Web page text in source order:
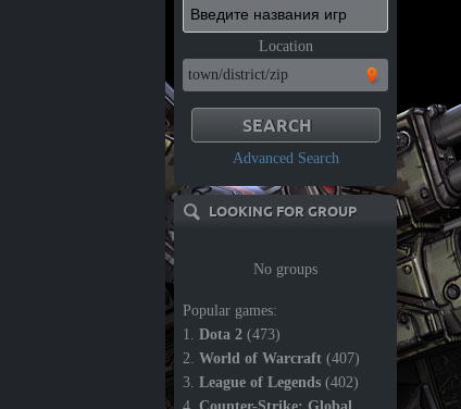
Location
Advanced Search
LOOKING FOR GROUP
No groups
Popular games:
1. Dota 2 (473)
2. World of Warcraft (407)
3. League of Legends (402)